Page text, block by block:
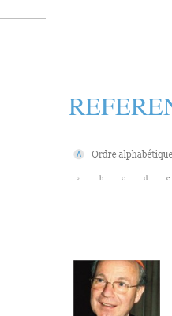
a b c d e